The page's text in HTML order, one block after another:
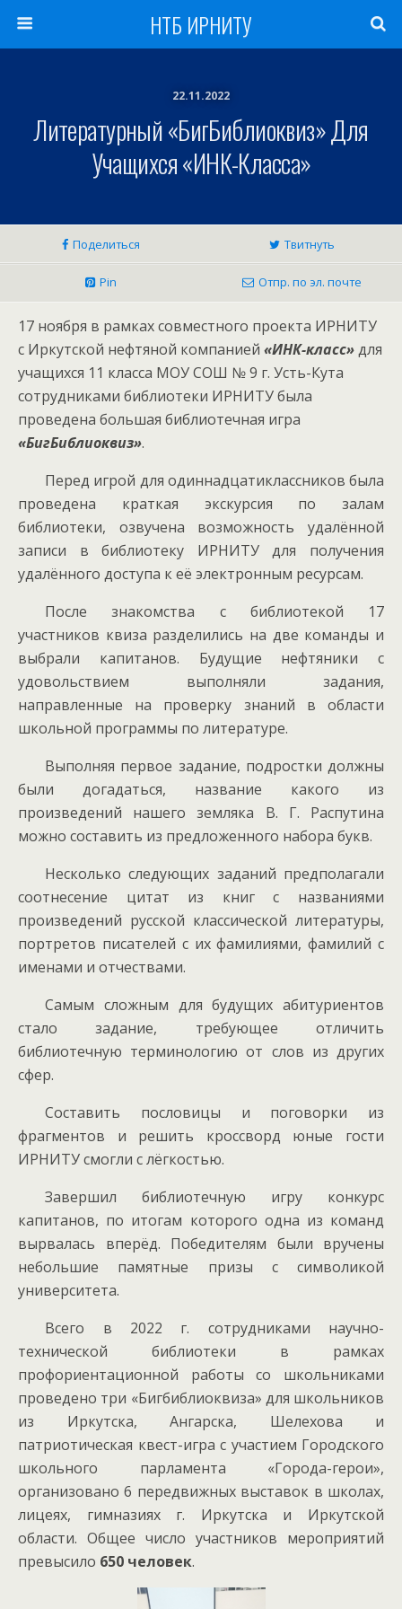
НТБ ИРНИТУ
22.11.2022
Литературный «БигБиблиоквиз» Для
Учащихся «ИНК-Класса»
Поделиться Твитнуть
Pin Отпр. по эл. почте
17 ноября в рамках совместного проекта ИРНИТУ
с Иркутской нефтяной компанией «ИНК-класс»для
учащихся 11 класса МОУ СОШ № 9 г. Усть-Кута
сотрудниками библиотеки ИРНИТУ была
проведена большая библиотечная игра
«БигБиблиоквиз».
Перед игрой для одиннадцатиклассников была
проведена краткая экскурсия по залам
библиотеки, озвучена возможность удалённой
записи в библиотеку ИРНИТУ для получения
удалённого доступа к её электронным ресурсам.
После знакомства с библиотекой 17
участников квиза разделились на две команды и
выбрали капитанов. Будущие нефтяники с
удовольствием выполняли задания,
направленные на проверку знаний в области
школьной программы по литературе.
Выполняя первое задание, подростки должны
были догадаться, название какого из
произведений нашего земляка В. Г. Распутина
можно составить из предложенного набора букв.
Несколько следующих заданий предполагали
соотнесение цитат из книг с названиями
произведений русской классической литературы,
портретов писателей с их фамилиями, фамилий с
именами и отчествами.
Самым сложным для будущих абитуриентов
стало задание, требующее отличить
библиотечную терминологию от слов из других
сфер.
Составить пословицы и поговорки из
фрагментов и решить кроссворд юные гости
ИРНИТУ смогли с лёгкостью.
Завершил библиотечную игру конкурс
капитанов, по итогам которого одна из команд
вырвалась вперёд. Победителям были вручены
небольшие памятные призы с символикой
университета.
Всего в 2022 г. сотрудниками научно-
технической библиотеки в рамках
профориентационной работы со школьниками
проведено три «Бигбиблиоквиза» для школьников
из Иркутска, Ангарска, Шелехова и
патриотическая квест-игра с участием Городского
школьного парламента «Города-герои»,
организовано 6 передвижных выставок в школах,
лицеях, гимназиях г. Иркутска и Иркутской
области. Общее число участников мероприятий
превысило 650 человек.